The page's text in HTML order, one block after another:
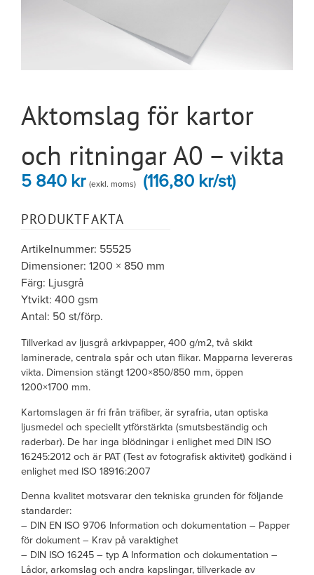
Aktomslag för kartor
och ritningar A0 – vikta
5 840 kr (exkl. moms) (116,80 kr/st)
PRODUKTFAKTA
Artikelnummer: 55525
Dimensioner: 1200 × 850 mm
Färg: Ljusgrå
Ytvikt: 400 gsm
Antal: 50 st/förp.
Tillverkad av ljusgrå arkivpapper, 400 g/m2, två skikt
laminerade, centrala spår och utan flikar. Mapparna levereras
vikta. Dimension stängt 1200×850/850 mm, öppen
1200×1700 mm.
Kartomslagen är fri från träfiber, är syrafria, utan optiska
ljusmedel och speciellt ytförstärkta (smutsbeständig och
raderbar). De har inga blödningar i enlighet med DIN ISO
16245:2012 och är PAT (Test av fotografisk aktivitet) godkänd i
enlighet med ISO 18916:2007
Denna kvalitet motsvarar den tekniska grunden för följande
standarder:
– DIN EN ISO 9706 Information och dokumentation – Papper
för dokument – Krav på varaktighet
– DIN ISO 16245 – typ A Information och dokumentation –
Lådor, arkomslag och andra kapslingar, tillverkade av